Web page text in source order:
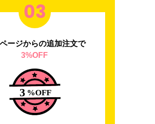
03
ージからの追加注文で
3%OFF